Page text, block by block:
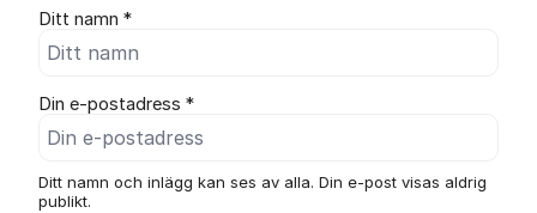
Ditt namn *
Din e-postadress *
Ditt namn och inlägg kan ses av alla. Din e-post visas aldrig
publikt.